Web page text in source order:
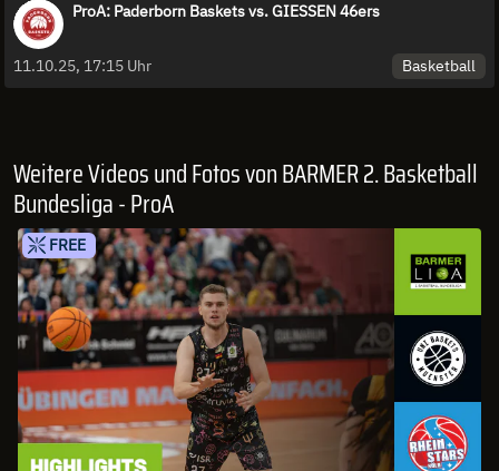
ProA: Paderborn Baskets vs. GIESSEN 46ers
11.10.25, 17:15 Uhr Basketball
Weitere Videos und Fotos von BARMER 2. Basketball
Bundesliga - ProA
FREE